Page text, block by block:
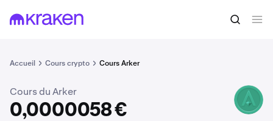
Accueil Cours crypto Cours Arker
0,0000058 € Acheter du ARKER
Cours du Arker
0,0000058 €
ARKER